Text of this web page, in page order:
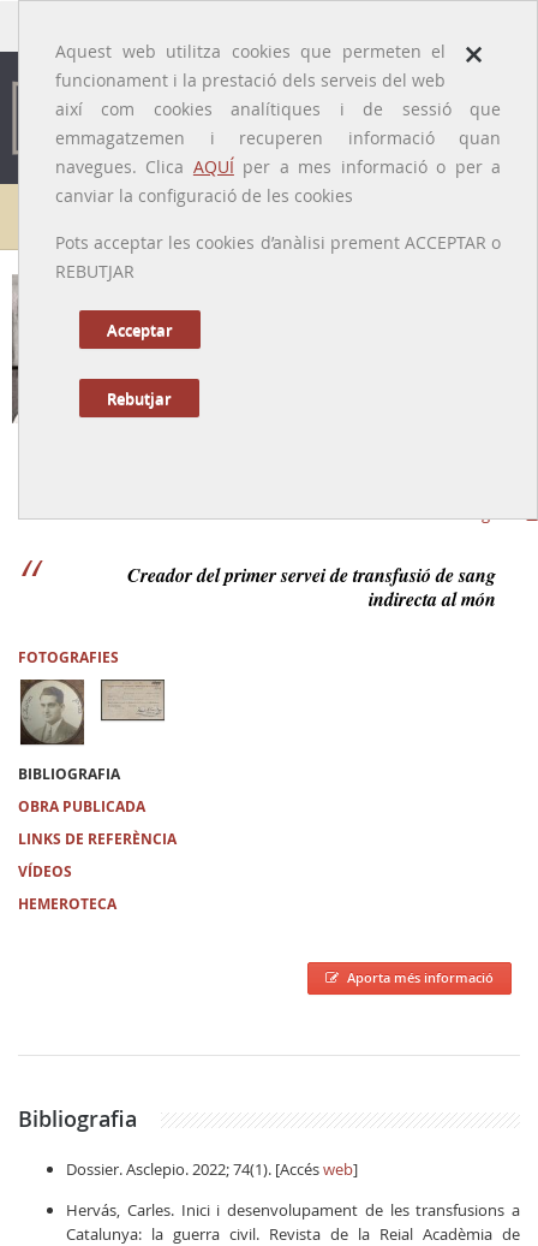
×
Aquest web utilitza cookies que permeten el
funcionament i la prestació dels serveis del web
així com cookies analítiques i de sessió que
emmagatzemen i recuperen informació quan
navegues. Clica AQUÍper a mes informació o per a
canviar la configuració de les cookies
Pots acceptar les cookies d’anàlisi prement ACCEPTAR o
REBUTJAR
Acceptar
Rebutjar
Galeria de metges
Tornar a la Biografia
Creador del primer servei de transfusió de sang
indirecta al món
FOTOGRAFIES
BIBLIOGRAFIA
OBRA PUBLICADA
LINKS DE REFERÈNCIA
VÍDEOS
HEMEROTECA
Aporta més informació
Bibliografia
Dossier. Asclepio. 2022; 74(1). [Accésweb]
Hervás, Carles. Inici i desenvolupament de les transfusions a
Catalunya: la guerra civil. Revista de la Reial Acadèmia de